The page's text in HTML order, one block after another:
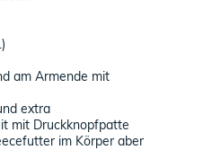
am Armende mit
extra
mit Druckknopfpatte
im Körper aber